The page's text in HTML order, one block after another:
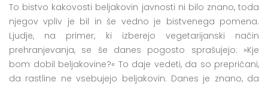
To bistvo kakovosti beljakovin javnosti ni bilo znano, toda
njegov vpliv je bil in še vedno je bistvenega pomena.
Ljudje, na primer, ki izberejo vegetarijanski način
prehranjevanja, se še danes pogosto sprašujejo: »Kje
bom dobil beljakovine?« To daje vedeti, da so prepričani,
da rastline ne vsebujejo beljakovin. Danes je znano, da